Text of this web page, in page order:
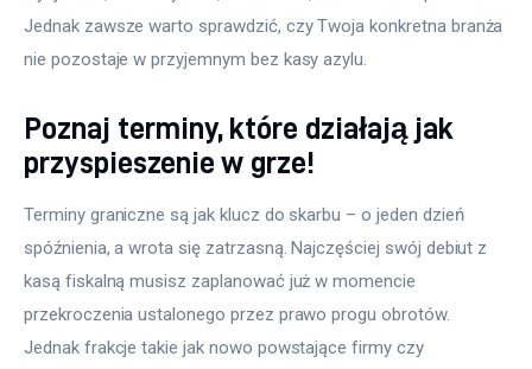
Jednak zawsze warto sprawdzić, czy Twoja konkretna branża
nie pozostaje w przyjemnym bez kasy azylu.
Poznaj terminy, które działają jak
przyspieszenie w grze!
Terminy graniczne są jak klucz do skarbu – o jeden dzień
spóźnienia, a wrota się zatrzasną. Najczęściej swój debiut z
kasą fiskalną musisz zaplanować już w momencie
przekroczenia ustalonego przez prawo progu obrotów.
Jednak frakcje takie jak nowo powstające firmy czy